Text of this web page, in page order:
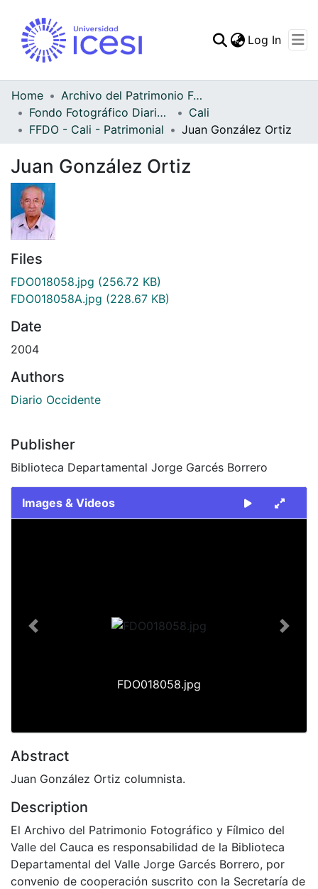
Statistics
Log In
Home
Archivo del Patrimonio Fotográfico y Fílmico del Valle del Cauca
Fondo Fotográfico Diario Occidente
Cali
FFDO - Cali - Patrimonial
Juan González Ortiz
Juan González Ortiz
Files
FDO018058.jpg (256.72 KB)
FDO018058A.jpg (228.67 KB)
Date
2004
Authors
Diario Occidente
Publisher
Biblioteca Departamental Jorge Garcés Borrero
Images & Videos
FDO018058.jpg
Previous Next
Abstract
Juan González Ortiz columnista.
Description
El Archivo del Patrimonio Fotográfico y Fílmico del
Valle del Cauca es responsabilidad de la Biblioteca
Departamental del Valle Jorge Garcés Borrero, por
convenio de cooperación suscrito con la Secretaría de